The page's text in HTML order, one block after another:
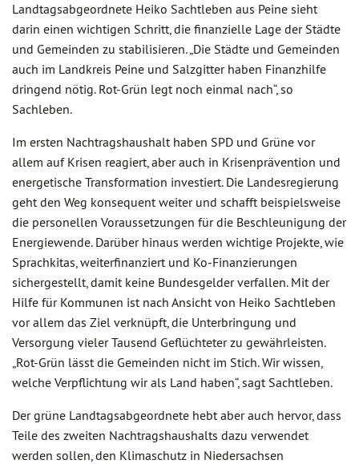
Landtagsabgeordnete Heiko Sachtleben aus Peine sieht
darin einen wichtigen Schritt, die finanzielle Lage der Städte
und Gemeinden zu stabilisieren. „Die Städte und Gemeinden
auch im Landkreis Peine und Salzgitter haben Finanzhilfe
dringend nötig. Rot-Grün legt noch einmal nach“, so
Sachleben.
Im ersten Nachtragshaushalt haben SPD und Grüne vor
allem auf Krisen reagiert, aber auch in Krisenprävention und
energetische Transformation investiert. Die Landesregierung
geht den Weg konsequent weiter und schafft beispielsweise
die personellen Voraussetzungen für die Beschleunigung der
Energiewende. Darüber hinaus werden wichtige Projekte, wie
Sprachkitas, weiterfinanziert und Ko-Finanzierungen
sichergestellt, damit keine Bundesgelder verfallen. Mit der
Hilfe für Kommunen ist nach Ansicht von Heiko Sachtleben
vor allem das Ziel verknüpft, die Unterbringung und
Versorgung vieler Tausend Geflüchteter zu gewährleisten.
„Rot-Grün lässt die Gemeinden nicht im Stich. Wir wissen,
welche Verpflichtung wir als Land haben“, sagt Sachtleben.
Der grüne Landtagsabgeordnete hebt aber auch hervor, dass
Teile des zweiten Nachtragshaushalts dazu verwendet
werden sollen, den Klimaschutz in Niedersachsen